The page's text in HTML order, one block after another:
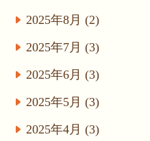
2025年8月 (2)
2025年7月 (3)
2025年6月 (3)
2025年5月 (3)
2025年4月 (3)